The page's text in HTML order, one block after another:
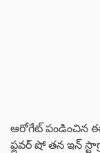
ఆరోగేట్ పండించిన ఈ
ఫ్లవర్ షో తన ఇన్